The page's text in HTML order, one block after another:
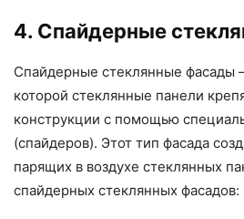
4. Спайдерные
Спайдерные стеклянные фасады
которой стеклянные панели
конструкции с помощью
(спайдеров). Этот тип фасада
парящих в воздухе стеклянных
спайдерных стеклянных фасадов: